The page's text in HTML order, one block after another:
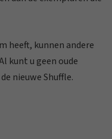
heeft, kunnen andere
kunt u geen oude
nieuwe Shuffle.